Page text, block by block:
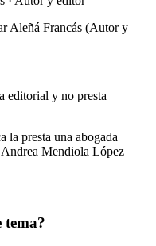
Aleñá Francás (Autor y
editorial y no presta
la presta una abogada
Mendiola López
tema?